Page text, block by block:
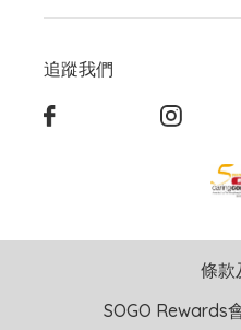
追蹤我們
條款
SOGO Rewards